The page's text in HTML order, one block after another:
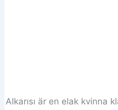
Alkarısı är en elak kvinna